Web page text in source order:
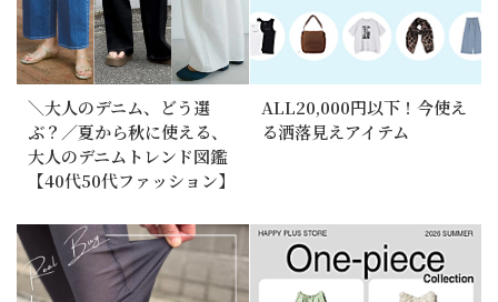
＼大人のデニム、どう選
ぶ？／夏から秋に使える、
大人のデニムトレンド図鑑
【40代50代ファッション】
ALL20,000円以下！今使え
る洒落見えアイテム